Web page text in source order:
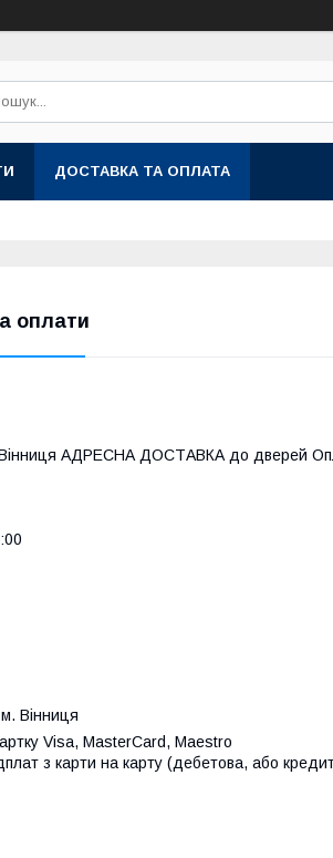
ДОСТАВКА ТА ОПЛАТА
оплати
Вінниця АДРЕСНА ДОСТАВКА до дверей
Вінниця
Visa, MasterCard, Maestro
з карти на карту (дебетова, або